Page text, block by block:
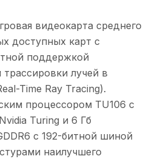
видеокарта среднего
доступных карт с
поддержкой
лучей в
Time Ray Tracing).
процессором TU106 с
Turing и 6 Гб
с 192-битной шиной
наилучшего